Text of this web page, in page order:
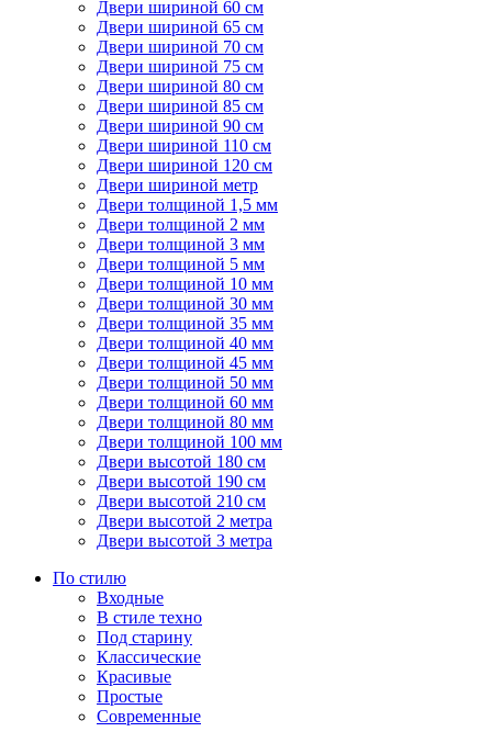
Двери шириной 60 см
Двери шириной 65 см
Двери шириной 70 см
Двери шириной 75 см
Двери шириной 80 см
Двери шириной 85 см
Двери шириной 90 см
Двери шириной 110 см
Двери шириной 120 см
Двери шириной метр
Двери толщиной 1,5 мм
Двери толщиной 2 мм
Двери толщиной 3 мм
Двери толщиной 5 мм
Двери толщиной 10 мм
Двери толщиной 30 мм
Двери толщиной 35 мм
Двери толщиной 40 мм
Двери толщиной 45 мм
Двери толщиной 50 мм
Двери толщиной 60 мм
Двери толщиной 80 мм
Двери толщиной 100 мм
Двери высотой 180 см
Двери высотой 190 см
Двери высотой 210 см
Двери высотой 2 метра
Двери высотой 3 метра
По стилю
Входные
В стиле техно
Под старину
Классические
Красивые
Простые
Современные